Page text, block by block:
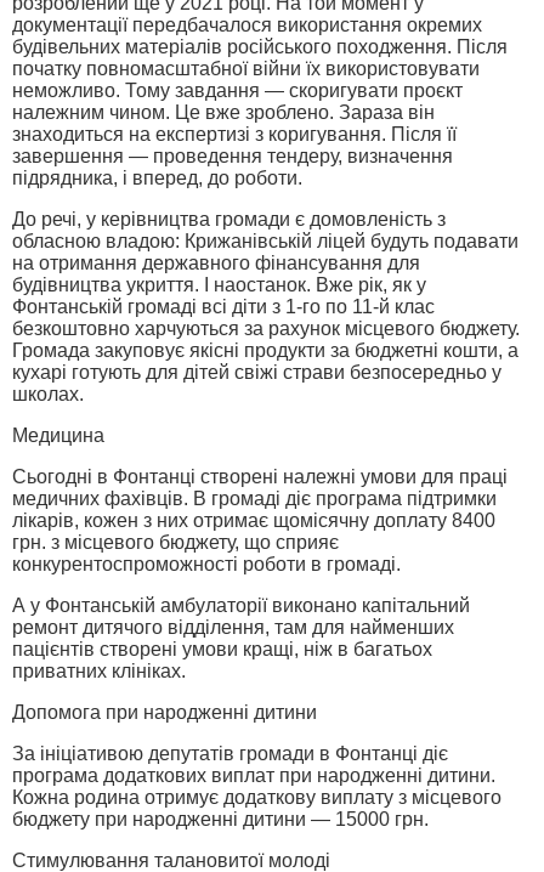
документації передбачалося використання окремих
будівельних матеріалів російського походження. Після
початку повномасштабної війни їх використовувати
неможливо. Тому завдання — скоригувати проєкт
належним чином. Це вже зроблено. Зараза він
знаходиться на експертизі з коригування. Після її
завершення — проведення тендеру, визначення
підрядника, і вперед, до роботи.
До речі, у керівництва громади є домовленість з
обласною владою: Крижанівській ліцей будуть подавати
на отримання державного фінансування для
будівництва укриття. І наостанок. Вже рік, як у
Фонтанській громаді всі діти з 1-го по 11-й клас
безкоштовно харчуються за рахунок місцевого бюджету.
Громада закуповує якісні продукти за бюджетні кошти, а
кухарі готують для дітей свіжі страви безпосередньо у
школах.
Медицина
Сьогодні в Фонтанці створені належні умови для праці
медичних фахівців. В громаді діє програма підтримки
лікарів, кожен з них отримає щомісячну доплату 8400
грн. з місцевого бюджету, що сприяє
конкурентоспроможності роботи в громаді.
А у Фонтанській амбулаторії виконано капітальний
ремонт дитячого відділення, там для найменших
пацієнтів створені умови кращі, ніж в багатьох
приватних клініках.
Допомога при народженні дитини
За ініціативою депутатів громади в Фонтанці діє
програма додаткових виплат при народженні дитини.
Кожна родина отримує додаткову виплату з місцевого
бюджету при народженні дитини — 15000 грн.
Стимулювання талановитої молоді